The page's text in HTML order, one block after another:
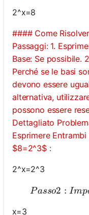
2^x=8
#### Come
Passaggi: 1.
Base: Se possibile.
Perché se le basi
devono essere
alternativa,
possono essere
Dettagliato
Esprimere
$8=2^3$ :
2^x=2^3
Passo2 : Imp
x=3